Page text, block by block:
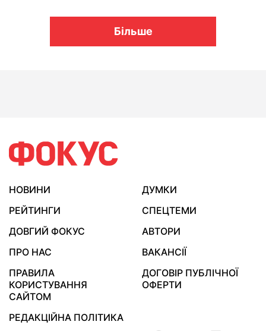
Більше
НОВИНИ
ДУМКИ
РЕЙТИНГИ
СПЕЦТЕМИ
ДОВГИЙ ФОКУС
АВТОРИ
ПРО НАС
ВАКАНСІЇ
ПРАВИЛА
КОРИСТУВАННЯ
САЙТОМ
ДОГОВІР ПУБЛІЧНОЇ
ОФЕРТИ
РЕДАКЦІЙНА ПОЛІТИКА